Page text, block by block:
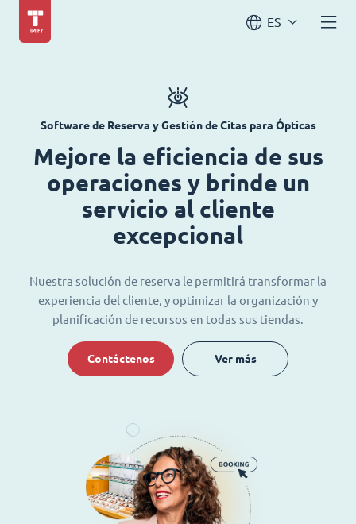
ES
Software de Reserva y Gestión de Citas para Ópticas
Mejore la eficiencia de sus
operaciones y brinde un
servicio al cliente
excepcional
Nuestra solución de reserva le permitirá transformar la
experiencia del cliente, y optimizar la organización y
planificación de recursos en todas sus tiendas.
Contáctenos Ver más